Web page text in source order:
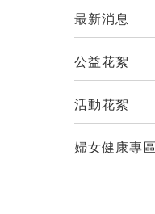
最新消息
公益花絮
活動花絮
婦女健康專區